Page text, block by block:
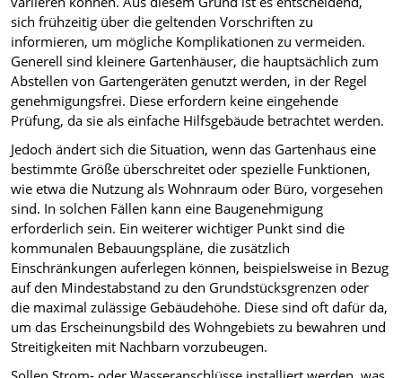
sich frühzeitig über die geltenden Vorschriften zu
informieren, um mögliche Komplikationen zu vermeiden.
Generell sind kleinere Gartenhäuser, die hauptsächlich zum
Abstellen von Gartengeräten genutzt werden, in der Regel
genehmigungsfrei. Diese erfordern keine eingehende
Prüfung, da sie als einfache Hilfsgebäude betrachtet werden.
Jedoch ändert sich die Situation, wenn das Gartenhaus eine
bestimmte Größe überschreitet oder spezielle Funktionen,
wie etwa die Nutzung als Wohnraum oder Büro, vorgesehen
sind. In solchen Fällen kann eine Baugenehmigung
erforderlich sein. Ein weiterer wichtiger Punkt sind die
kommunalen Bebauungspläne, die zusätzlich
Einschränkungen auferlegen können, beispielsweise in Bezug
auf den Mindestabstand zu den Grundstücksgrenzen oder
die maximal zulässige Gebäudehöhe. Diese sind oft dafür da,
um das Erscheinungsbild des Wohngebiets zu bewahren und
Streitigkeiten mit Nachbarn vorzubeugen.